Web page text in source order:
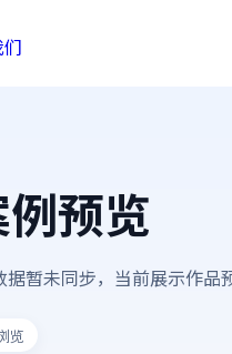
预览
据暂未同步，当前展示作品
览